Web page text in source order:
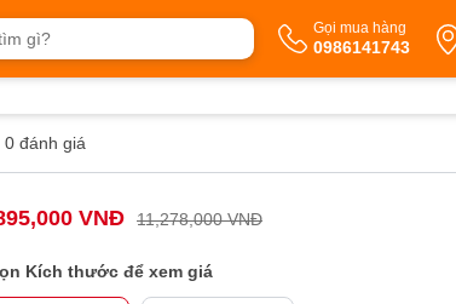
Gọi mua hàng
0986141743
0 đánh giá
VNĐ 11,278,000 VNĐ
Kích thước để xem giá